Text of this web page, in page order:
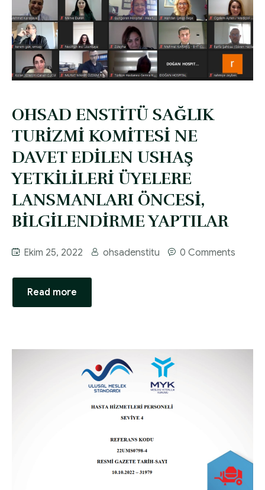
OHSAD ENSTİTÜ SAĞLIK
TURİZMİ KOMİTESİ NE
DAVET EDİLEN USHAŞ
YETKİLİLERİ ÜYELERE
LANSMANLARI ÖNCESİ,
BİLGİLENDİRME YAPTILAR
Ekim 25, 2022 ohsadenstitu 0 Comments
Read more